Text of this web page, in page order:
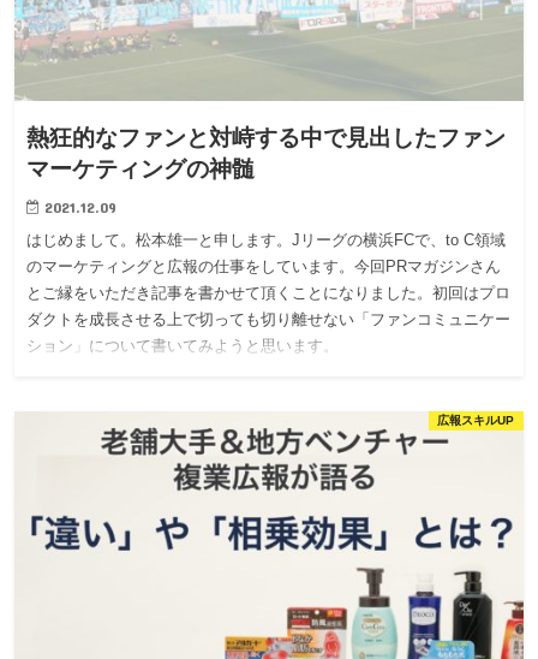
熱狂的なファンと対峙する中で見出したファン
マーケティングの神髄
2021.12.09
はじめまして。松本雄一と申します。Jリーグの横浜FCで、to C領域
のマーケティングと広報の仕事をしています。今回PRマガジンさん
とご縁をいただき記事を書かせて頂くことになりました。初回はプロ
ダクトを成長させる上で切っても切り離せない「ファンコミュニケー
ション」について書いてみようと思います。
広報スキルUP